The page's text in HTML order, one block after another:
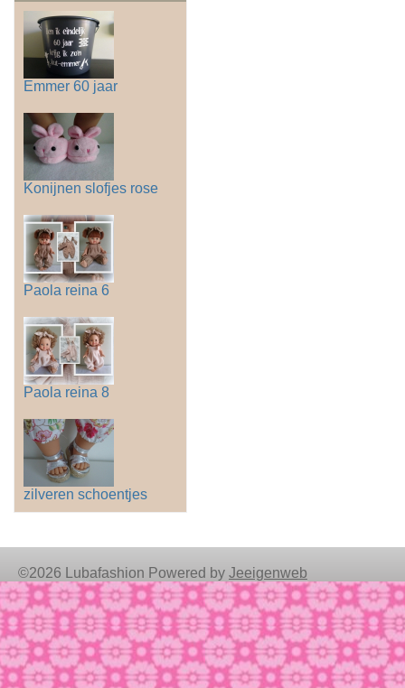
Emmer 60 jaar
Konijnen slofjes rose
Paola reina 6
Paola reina 8
zilveren schoentjes
©2026 Lubafashion Powered by Jeeigenweb